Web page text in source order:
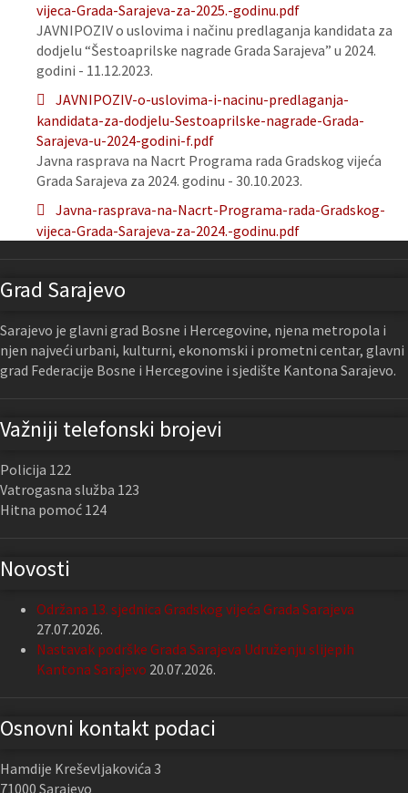
vijeca-Grada-Sarajeva-za-2025.-godinu.pdf
JAVNIPOZIV o uslovima i načinu predlaganja kandidata za
dodjelu “Šestoaprilske nagrade Grada Sarajeva” u 2024.
godini - 11.12.2023.
JAVNIPOZIV-o-uslovima-i-nacinu-predlaganja-
kandidata-za-dodjelu-Sestoaprilske-nagrade-Grada-
Sarajeva-u-2024-godini-f.pdf
Javna rasprava na Nacrt Programa rada Gradskog vijeća
Grada Sarajeva za 2024. godinu - 30.10.2023.
Javna-rasprava-na-Nacrt-Programa-rada-Gradskog-
vijeca-Grada-Sarajeva-za-2024.-godinu.pdf
Grad Sarajevo
Sarajevo je glavni grad Bosne i Hercegovine, njena metropola i
njen najveći urbani, kulturni, ekonomski i prometni centar, glavni
grad Federacije Bosne i Hercegovine i sjedište Kantona Sarajevo.
Važniji telefonski brojevi
Policija 122
Vatrogasna služba 123
Hitna pomoć 124
Novosti
Održana 13. sjednica Gradskog vijeća Grada Sarajeva
27.07.2026.
Nastavak podrške Grada Sarajeva Udruženju slijepih
Kantona Sarajevo 20.07.2026.
Osnovni kontakt podaci
Hamdije Kreševljakovića 3
71000 Sarajevo